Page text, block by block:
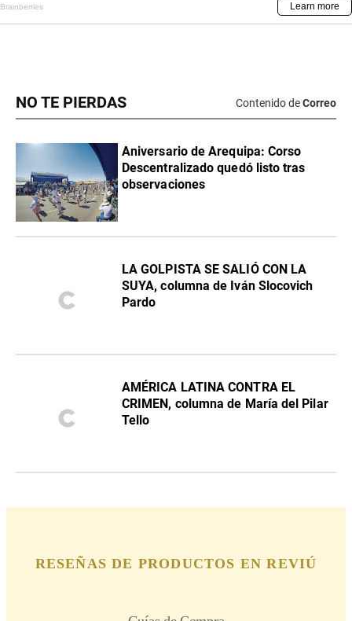
NO TE PIERDAS Contenido deCorreo
Aniversario de Arequipa: Corso
Descentralizado quedó listo tras
observaciones
LA GOLPISTA SE SALIÓ CON LA
SUYA, columna de Iván Slocovich
Pardo
AMÉRICA LATINA CONTRA EL
CRIMEN, columna de María del Pilar
Tello